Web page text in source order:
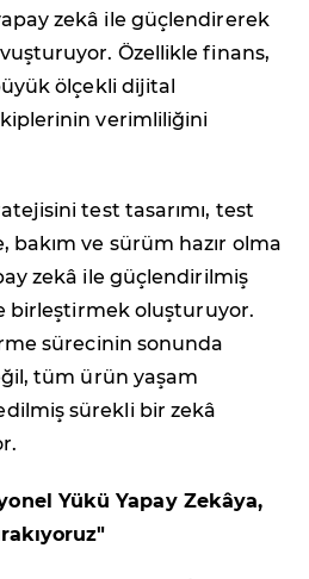
zekâ ile güçlendirerek
Özellikle finans,
ölçekli dijital
verimliliğini
test tasarımı, test
ve sürüm hazır olma
zekâ ile güçlendirilmiş
birleştirmek oluşturuyor.
sürecinin sonunda
tüm ürün yaşam
sürekli bir zekâ
Yükü Yapay Zekâya,